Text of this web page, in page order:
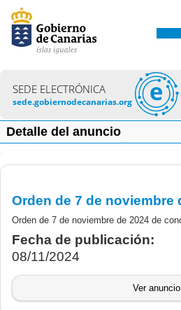
SEDE ELECTRÓNICA
sede.gobiernodecanarias.org
Detalle del anuncio
Fecha de publicación:
08/11/2024
Ver anuncio